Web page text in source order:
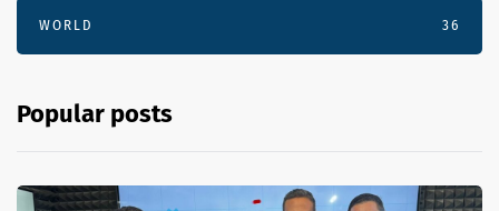
WORLD 36
Popular posts